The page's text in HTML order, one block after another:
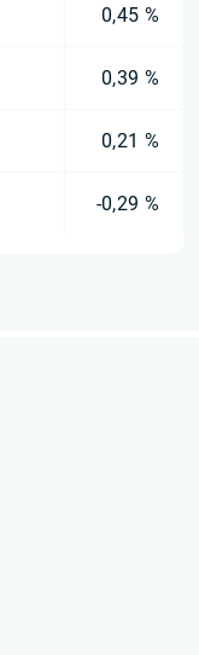
0,45 %
0,39 %
0,21 %
-0,29 %